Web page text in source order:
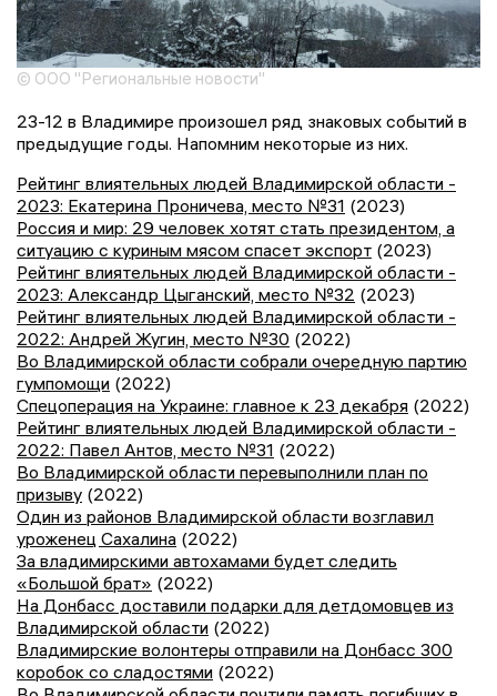
© ООО "Региональные новости"
23-12 в Владимире произошел ряд знаковых событий в
предыдущие годы. Напомним некоторые из них.
Рейтинг влиятельных людей Владимирской области -
2023: Екатерина Проничева, место №31 (2023)
Россия и мир: 29 человек хотят стать президентом, а
ситуацию с куриным мясом спасет экспорт (2023)
Рейтинг влиятельных людей Владимирской области -
2023: Александр Цыганский, место №32 (2023)
Рейтинг влиятельных людей Владимирской области -
2022: Андрей Жугин, место №30 (2022)
Во Владимирской области собрали очередную партию
гумпомощи (2022)
Спецоперация на Украине: главное к 23 декабря (2022)
Рейтинг влиятельных людей Владимирской области -
2022: Павел Антов, место №31 (2022)
Во Владимирской области перевыполнили план по
призыву (2022)
Один из районов Владимирской области возглавил
уроженец Сахалина (2022)
За владимирскими автохамами будет следить
«Большой брат» (2022)
На Донбасс доставили подарки для детдомовцев из
Владимирской области (2022)
Владимирские волонтеры отправили на Донбасс 300
коробок со сладостями (2022)